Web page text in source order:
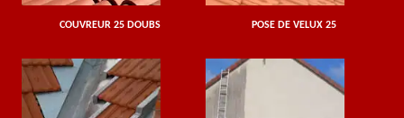
COUVREUR 25 DOUBS POSE DE VELUX 25